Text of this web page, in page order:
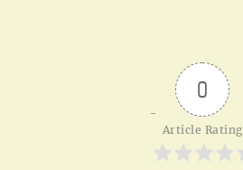
0
Article Rating